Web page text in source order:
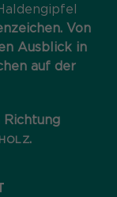
Von
Ausblick in
auf der
Richtung
.